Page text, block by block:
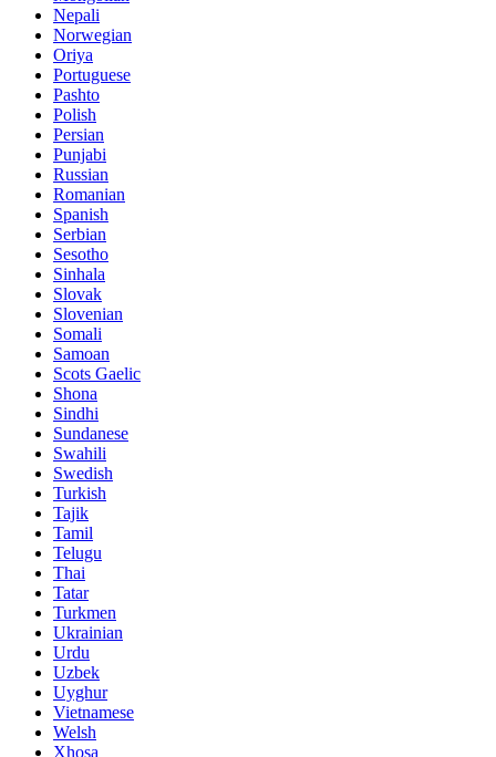
Nepali
Norwegian
Oriya
Portuguese
Pashto
Polish
Persian
Punjabi
Russian
Romanian
Spanish
Serbian
Sesotho
Sinhala
Slovak
Slovenian
Somali
Samoan
Scots Gaelic
Shona
Sindhi
Sundanese
Swahili
Swedish
Turkish
Tajik
Tamil
Telugu
Thai
Tatar
Turkmen
Ukrainian
Urdu
Uzbek
Uyghur
Vietnamese
Welsh
Xhosa